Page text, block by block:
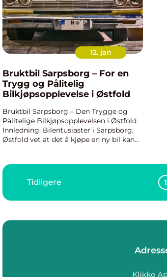
12. jan
Bruktbil Sarpsborg – For en
Trygg og Pålitelig
Bilkjøpsopplevelse i Østfold
Bruktbil Sarpsborg – Den Trygge og
Pålitelige Bilkjøpsopplevelsen i Østfold
Innledning: Bilentusiaster i Sarpsborg,
Østfold vet at det å kjøpe en ny bil kan
finne et kjøretøy s...
Tidligere 1